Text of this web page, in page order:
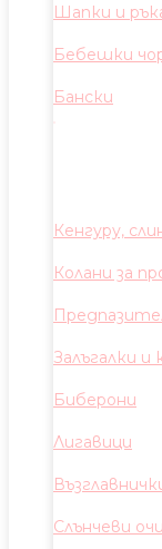
Шапки и
Бебешки
Бански
Кенгуру,
Колани за
Залъгалки и
Биберони
Лигавици
Слънчеви